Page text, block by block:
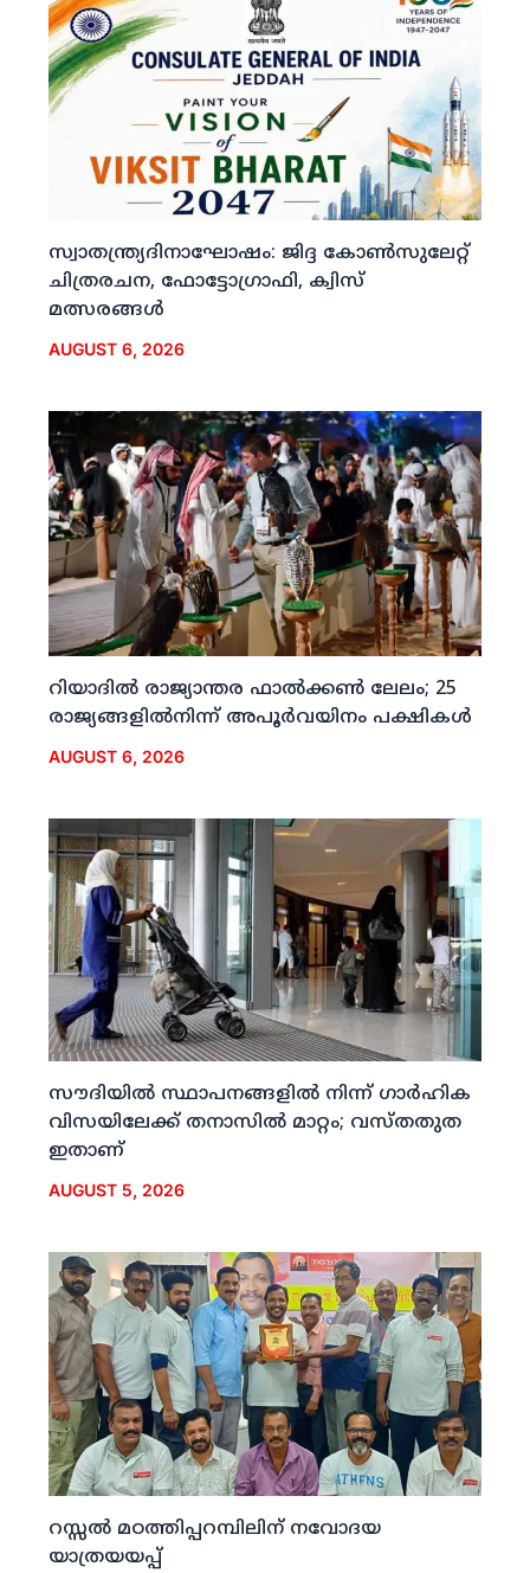
സ്വാതന്ത്ര്യദിനാഘോഷം: ജിദ്ദ കോണ്‍സുലേറ്റ്
ചിത്രരചന, ഫോട്ടോഗ്രാഫി, ക്വിസ്
മത്സരങ്ങള്‍
AUGUST 6, 2026
റിയാദില്‍ രാജ്യാന്തര ഫാല്‍ക്കണ്‍ ലേലം; 25
രാജ്യങ്ങളില്‍നിന്ന് അപൂര്‍വയിനം പക്ഷികള്‍
AUGUST 6, 2026
സൗദിയില്‍ സ്ഥാപനങ്ങളില്‍ നിന്ന് ഗാര്‍ഹിക
വിസയിലേക്ക് തനാസില്‍ മാറ്റം; വസ്തതുത
ഇതാണ്
AUGUST 5, 2026
റസ്സല്‍ മഠത്തിപ്പറമ്പിലിന് നവോദയ
യാത്രയയപ്പ്